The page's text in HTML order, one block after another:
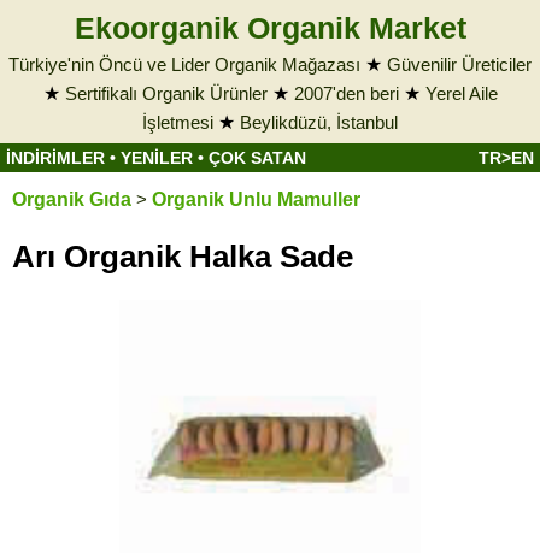
Ekoorganik Organik Market
Türkiye'nin Öncü ve Lider Organik Mağazası ★ Güvenilir Üreticiler
★ Sertifikalı Organik Ürünler★ 2007'den beri★ Yerel Aile
İşletmesi ★ Beylikdüzü, İstanbul
İNDİRİMLER • YENİLER • ÇOK SATAN TR>EN
Organik Gıda > Organik Unlu Mamuller
Arı Organik Halka Sade